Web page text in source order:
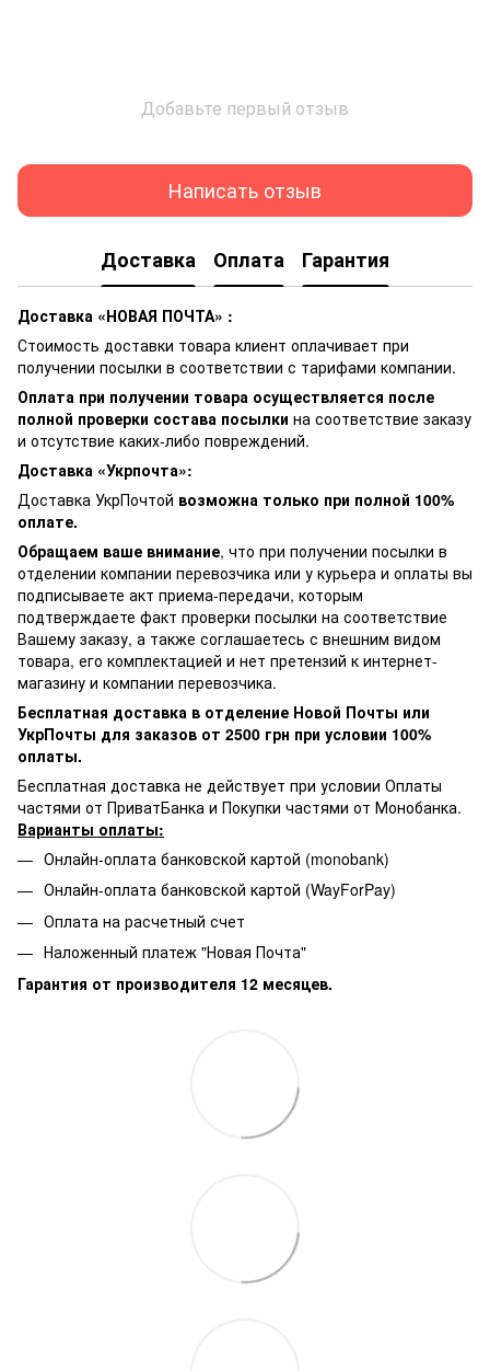
Добавьте первый отзыв
Написать отзыв
Доставка Оплата Гарантия
Доставка «НОВАЯ ПОЧТА» :
Стоимость доставки товара клиент оплачивает при
получении посылки в соответствии с тарифами компании.
Оплата при получении товара осуществляется после
полной проверки состава посылки на соответствие заказу
и отсутствие каких-либо повреждений.
Доставка «Укрпочта»:
Доставка УкрПочтой возможна только при полной 100%
оплате.
Обращаем ваше внимание, что при получении посылки в
отделении компании перевозчика или у курьера и оплаты вы
подписываете акт приема-передачи, которым
подтверждаете факт проверки посылки на соответствие
Вашему заказу, а также соглашаетесь с внешним видом
товара, его комплектацией и нет претензий к интернет-
магазину и компании перевозчика.
Бесплатная доставка в отделение Новой Почты или
УкрПочты для заказов от 2500 грн при условии 100%
оплаты.
Бесплатная доставка не действует при условии Оплаты
частями от ПриватБанка и Покупки частями от Монобанка.
Варианты оплаты:
Онлайн-оплата банковской картой (monobank)
Онлайн-оплата банковской картой (WayForPay)
Оплата на расчетный счет
Наложенный платеж "Новая Почта"
Гарантия от производителя 12 месяцев.